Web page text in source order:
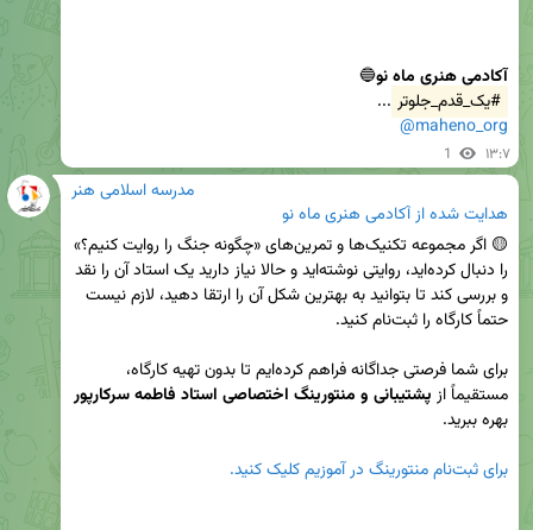
آکادمی هنری ماه نو🔵
#یک_قدم_جلوتر ...
@maheno_org
1 ۱۳:۷
مدرسه اسلامی هنر
هدایت شده ازآکادمی هنری ماه نو
مستقیماً از پشتیبانی و منتورینگ اختصاصی استاد فاطمه سرکارپور
برای ثبت‌نام منتورینگ در آموزیم کلیک کنید.